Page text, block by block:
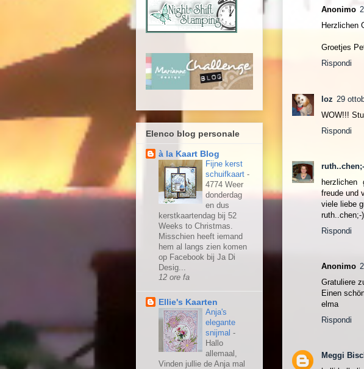
Anonimo
Herzlichen
Groetjes
Rispondi
loz 29
WOW!!!
Rispondi
freude und
viele liebe
ruth..chen;-
Rispondi
Anonimo
Gratuliere
Einen
elma
Rispondi
Meggi
Elenco blog personale
à la Kaart Blog
Fijne kerst
schuifkaart -
4774 Weer
donderdag
en dus
kerstkaartendag bij 52
Weeks to Christmas.
Misschien heeft iemand
hem al langs zien komen
op Facebook bij Ja Di
Desig...
12 ore fa
Ellie's Kaarten
Anja's
elegante
snijmal -
Hallo
allemaal,
Vinden jullie de Anja mal